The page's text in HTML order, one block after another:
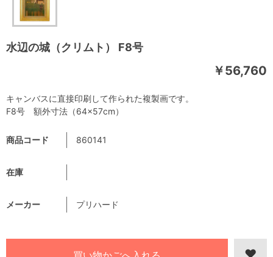
水辺の城（クリムト） F8号
￥56,760
商品コード 860141
在庫
メーカー プリハード
キャンバスに直接印刷して作られた複製画です。
F8号 額外寸法（64×57cm）